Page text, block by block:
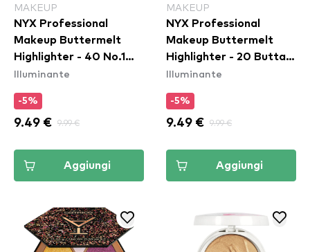
MAKEUP
NYX Professional
Makeup Buttermelt
Highlighter - 40 No.1
Butta
Illuminante
-5%
9.49 € 9.99 €
Aggiungi
MAKEUP
NYX Professional
Makeup Buttermelt
Highlighter - 20 Butta
Mint
Illuminante
-5%
9.49 € 9.99 €
Aggiungi